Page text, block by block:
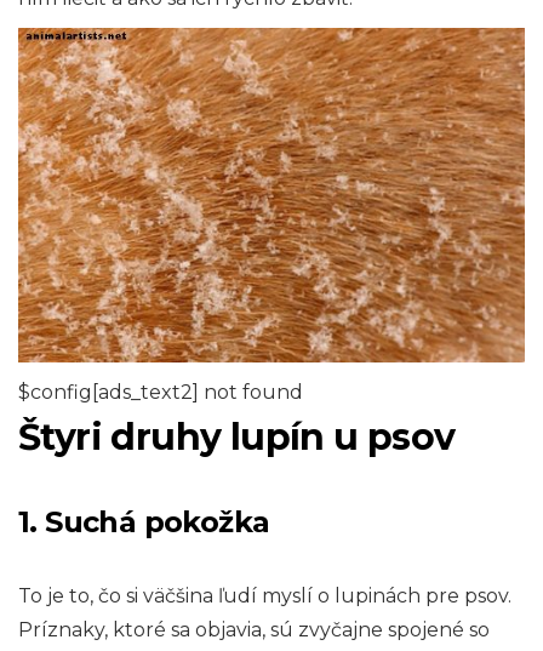
$config[ads_text2] not found
Štyri druhy lupín u psov
1. Suchá pokožka
To je to, čo si väčšina ľudí myslí o lupinách pre psov.
Príznaky, ktoré sa objavia, sú zvyčajne spojené so